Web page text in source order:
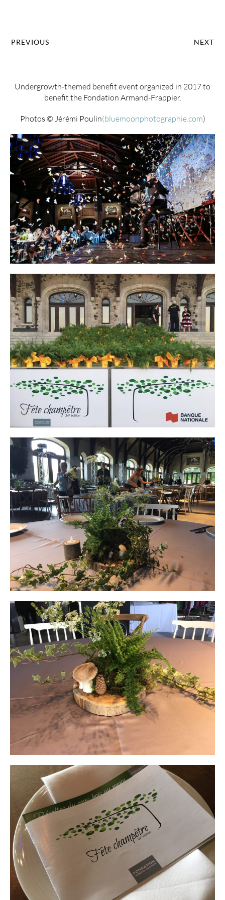
PREVIOUS NEXT
Undergrowth-themed benefit event organized in 2017 to
benefit the Fondation Armand-Frappier.
Photos © Jérémi Poulin(bluemoonphotographie.com)